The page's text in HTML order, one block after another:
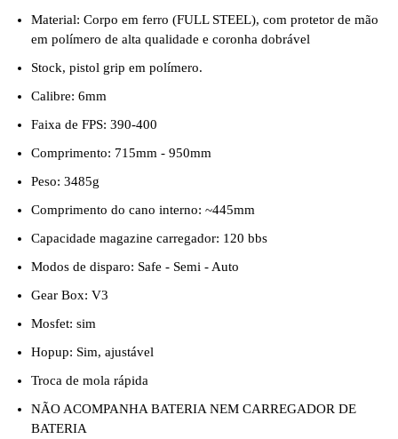
Material: Corpo em ferro (FULL STEEL), com protetor de mão
em polímero de alta qualidade e coronha dobrável
Stock, pistol grip em polímero.
Calibre: 6mm
Faixa de FPS: 390-400
Comprimento: 715mm - 950mm
Peso: 3485g
Comprimento do cano interno: ~445mm
Capacidade magazine carregador: 120 bbs
Modos de disparo: Safe - Semi - Auto
Gear Box: V3
Mosfet: sim
Hopup: Sim, ajustável
Troca de mola rápida
NÃO ACOMPANHA BATERIA NEM CARREGADOR DE
BATERIA